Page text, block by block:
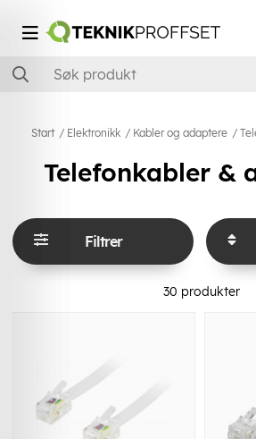
Start Elektronikk Kabler og adaptere
Telefonkabler &
Filtrer
30 produkter